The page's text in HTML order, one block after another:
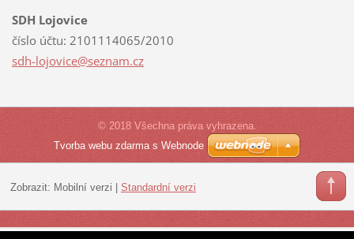
SDH Lojovice
číslo účtu: 2101114065/2010
sdh-lojovice@seznam.cz
© 2018 Všechna práva vyhrazena.
Tvorba webu zdarma s Webnode
Zobrazit: Mobilní verzi | Standardní verzi